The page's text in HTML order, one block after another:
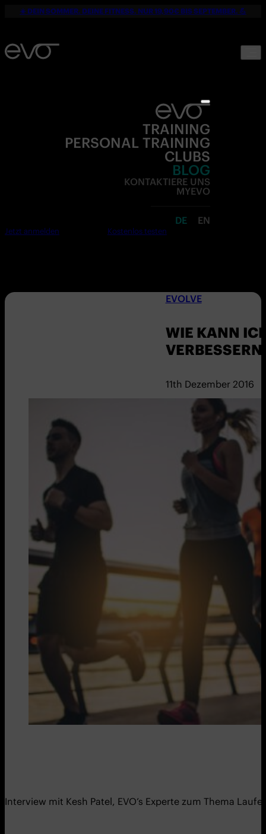
☀️ DEIN SOMMER. DEINE FITNESS. NUR 19,90€ BIS SEPTEMBER. 💪
TRAINING
PERSONAL TRAINING
CLUBS
BLOG
KONTAKTIERE UNS
MYEVO
DE EN
Jetzt anmelden Kostenlos testen
EVOLVE
WIE KANN
11th Dezember 2016
Interview mit Kesh Patel, EVO’s Experte zum Thema